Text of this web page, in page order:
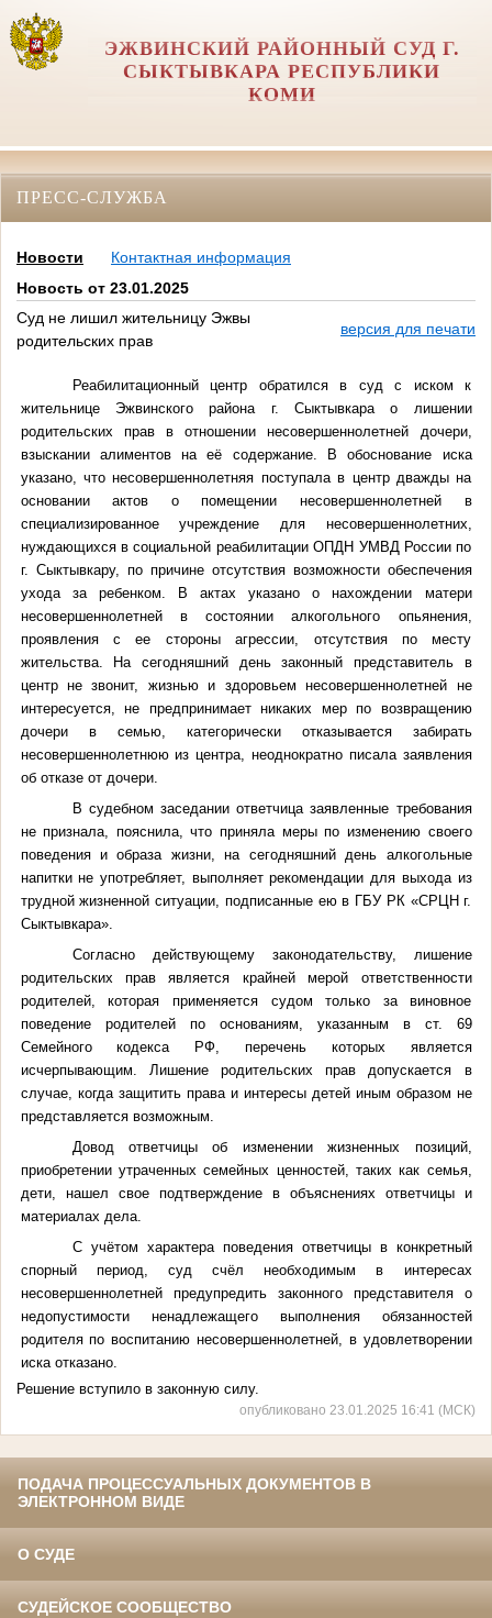
ЭЖВИНСКИЙ РАЙОННЫЙ СУД Г.
СЫКТЫВКАРА РЕСПУБЛИКИ
КОМИ
ПРЕСС-СЛУЖБА
Новости
Контактная информация
Новость от 23.01.2025
Суд не лишил жительницу Эжвы
родительских прав
версия для печати
Реабилитационный центр обратился в суд с иском к
жительнице Эжвинского района г. Сыктывкара о лишении
родительских прав в отношении несовершеннолетней дочери,
взыскании алиментов на её содержание. В обоснование иска
указано, что несовершеннолетняя поступала в центр дважды на
основании актов о помещении несовершеннолетней в
специализированное учреждение для несовершеннолетних,
нуждающихся в социальной реабилитации ОПДН УМВД России по
г. Сыктывкару, по причине отсутствия возможности обеспечения
ухода за ребенком. В актах указано о нахождении матери
несовершеннолетней в состоянии алкогольного опьянения,
проявления с ее стороны агрессии, отсутствия по месту
жительства. На сегодняшний день законный представитель в
центр не звонит, жизнью и здоровьем несовершеннолетней не
интересуется, не предпринимает никаких мер по возвращению
дочери в семью, категорически отказывается забирать
несовершеннолетнюю из центра, неоднократно писала заявления
об отказе от дочери.
В судебном заседании ответчица заявленные требования
не признала, пояснила, что приняла меры по изменению своего
поведения и образа жизни, на сегодняшний день алкогольные
напитки не употребляет, выполняет рекомендации для выхода из
трудной жизненной ситуации, подписанные ею в ГБУ РК «СРЦН г.
Сыктывкара».
Согласно действующему законодательству, лишение
родительских прав является крайней мерой ответственности
родителей, которая применяется судом только за виновное
поведение родителей по основаниям, указанным в ст. 69
Семейного кодекса РФ, перечень которых является
исчерпывающим. Лишение родительских прав допускается в
случае, когда защитить права и интересы детей иным образом не
представляется возможным.
Довод ответчицы об изменении жизненных позиций,
приобретении утраченных семейных ценностей, таких как семья,
дети, нашел свое подтверждение в объяснениях ответчицы и
материалах дела.
С учётом характера поведения ответчицы в конкретный
спорный период, суд счёл необходимым в интересах
несовершеннолетней предупредить законного представителя о
недопустимости ненадлежащего выполнения обязанностей
родителя по воспитанию несовершеннолетней, в удовлетворении
иска отказано.
Решение вступило в законную силу.
опубликовано 23.01.2025 16:41 (МСК)
ПОДАЧА ПРОЦЕССУАЛЬНЫХ ДОКУМЕНТОВ В
ЭЛЕКТРОННОМ ВИДЕ
О СУДЕ
СУДЕЙСКОЕ СООБЩЕСТВО